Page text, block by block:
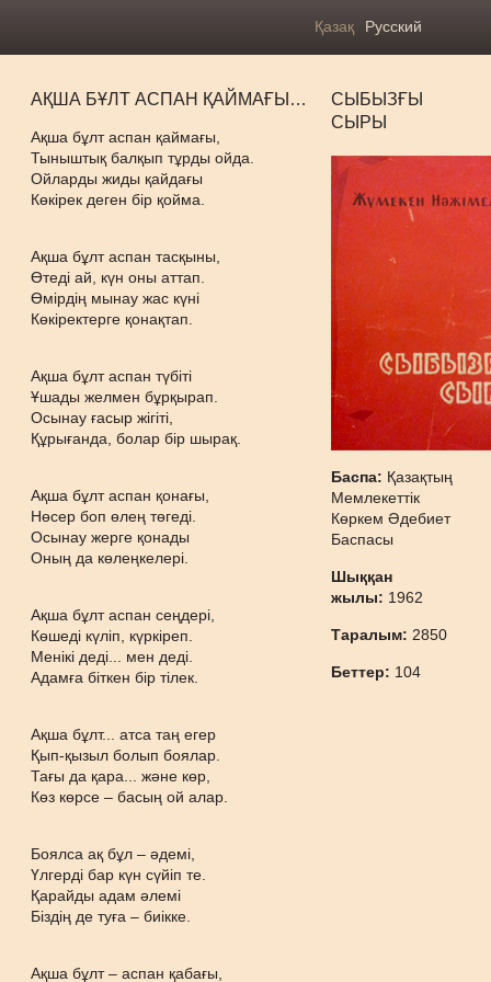
Қазақ Русский
АҚША БҰЛТ АСПАН ҚАЙМАҒЫ…
Ақша бұлт аспан қаймағы,
Тыныштық балқып тұрды ойда.
Ойларды жиды қайдағы
Көкірек деген бір қойма.
Ақша бұлт аспан тасқыны,
Өтеді ай, күн оны аттап.
Өмірдің мынау жас күні
Көкіректерге қонақтап.
Ақша бұлт аспан түбіті
Ұшады желмен бұрқырап.
Осынау ғасыр жігіті,
Құрығанда, болар бір шырақ.
Ақша бұлт аспан қонағы,
Нөсер боп өлең төгеді.
Осынау жерге қонады
Оның да көлеңкелері.
Ақша бұлт аспан сеңдері,
Көшеді күліп, күркіреп.
Менікі деді... мен деді.
Адамға біткен бір тілек.
Ақша бұлт... атса таң егер
Қып-қызыл болып боялар.
Тағы да қара... және көр,
Көз көрсе – басың ой алар.
Боялса ақ бұл – әдемі,
Үлгерді бар күн сүйіп те.
Қарайды адам әлемі
Біздің де туға – биікке.
Ақша бұлт – аспан қабағы,
СЫБЫЗҒЫ
СЫРЫ
Баспа: Қазақтың
Мемлекеттік
Көркем Әдебиет
Баспасы
Шыққан
жылы: 1962
Таралым: 2850
Беттер: 104